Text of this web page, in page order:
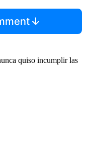
quiso incumplir las